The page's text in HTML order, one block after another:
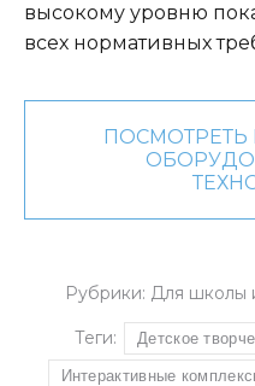
высокому уровню
всех нормативных
ПОСМОТРЕТЬ
Рубрики: Для школы
Теги: Детское
Интерактивные